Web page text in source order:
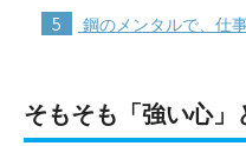
5 鋼のメンタルで、仕
そもそも「強い心」